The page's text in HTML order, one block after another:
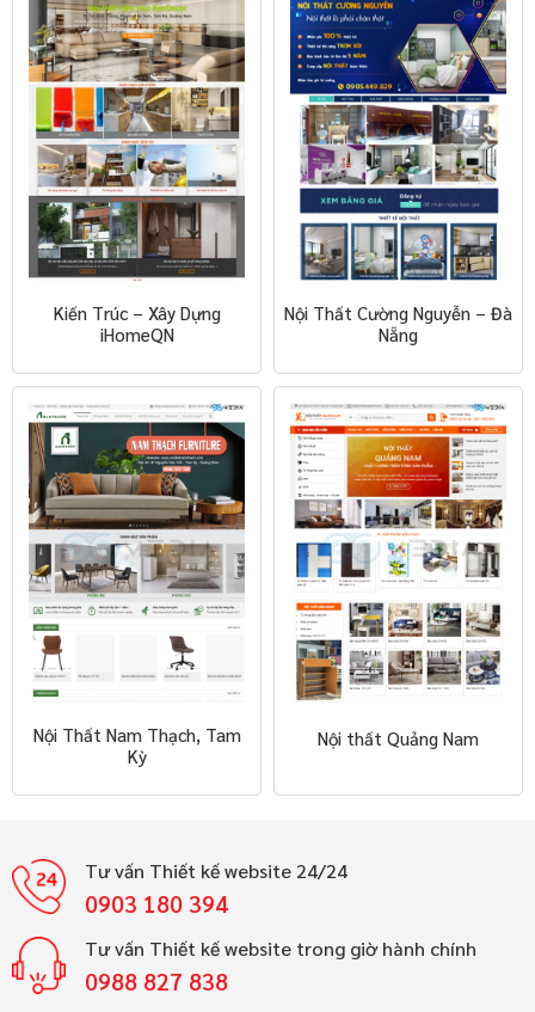
Kiến Trúc – Xây Dựng
iHomeQN
Nội Thất Cường Nguyễn – Đà
Nẵng
Nội Thất Nam Thạch, Tam
Kỳ
Nội thất Quảng Nam
Tư vấn Thiết kế website 24/24
0903 180 394
Tư vấn Thiết kế website trong giờ hành chính
0988 827 838